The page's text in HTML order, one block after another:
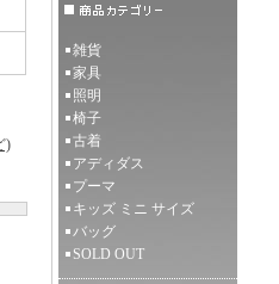
)
雑貨
家具
照明
椅子
古着
アディダス
プーマ
キッズ ミニ サイズ
バッグ
SOLD OUT